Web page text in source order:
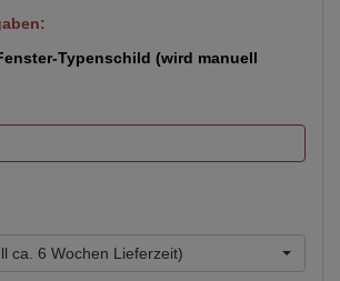
Typenschild (wird manuell
ca. 6 Wochen Lieferzeit)